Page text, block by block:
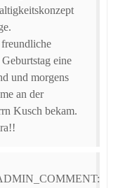
freundliche
eine
und morgens
an der
Kusch bekam.